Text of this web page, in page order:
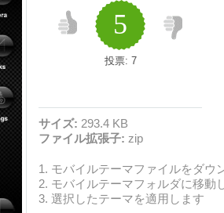
5
投票: 7
サイズ: 293.4 KB
ファイル拡張子: zip
1. モバイルテーマファイルをダウ
2. モバイルテーマフォルダに移動
3. 選択したテーマを適用します